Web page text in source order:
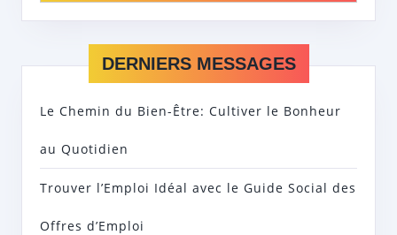
DERNIERS MESSAGES
Le Chemin du Bien-Être: Cultiver le Bonheur
au Quotidien
Trouver l’Emploi Idéal avec le Guide Social des
Offres d’Emploi